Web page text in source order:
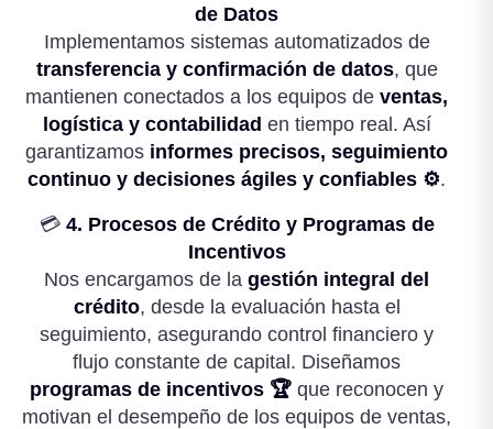
de Datos
Implementamos sistemas automatizados de
transferencia y confirmación de datos, que
mantienen conectados a los equipos de ventas,
logística y contabilidad en tiempo real. Así
garantizamos informes precisos, seguimiento
continuo y decisiones ágiles y confiables ⚙️.
💳 4. Procesos de Crédito y Programas de
Incentivos
Nos encargamos de la gestión integral del
crédito, desde la evaluación hasta el
seguimiento, asegurando control financiero y
flujo constante de capital. Diseñamos
programas de incentivos 🏆 que reconocen y
motivan el desempeño de los equipos de ventas,